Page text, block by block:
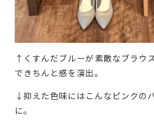
↑くすんだブルーが素敵なブラウ
できちんと感を演出。
↓抑えた色味にはこんなピンクの
に。